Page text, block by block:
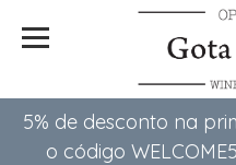
5% de desconto na
o código